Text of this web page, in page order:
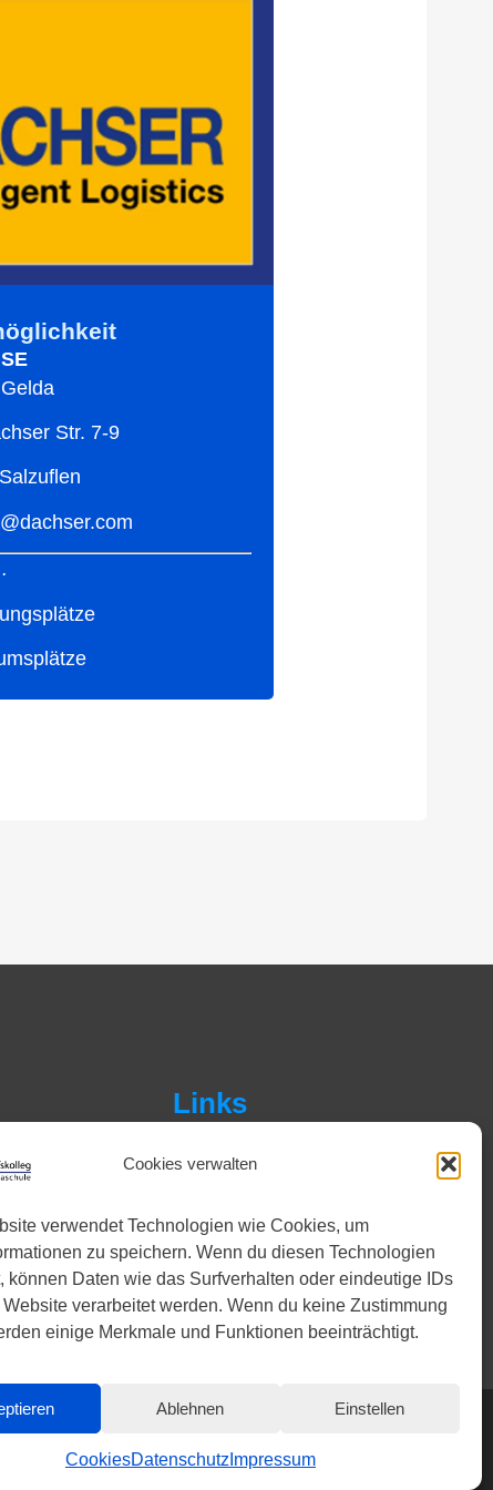
Cookies verwalten
verwendet Technologien wie Cookies, um
zu speichern. Wenn du diesen Technologien
können Daten wie das Surfverhalten oder eindeutige IDs
verarbeitet werden. Wenn du keine Zustimmung
einige Merkmale und Funktionen beeinträchtigt.
Ablehnen Einstellen
CookiesDatenschutz Impressum
Str. 7-9
Links
Instagram